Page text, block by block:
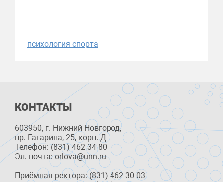
психология спорта
КОНТАКТЫ
603950, г. Нижний Новгород,
пр. Гагарина, 25, корп. Д
Телефон: (831) 462 34 80
Эл. почта: orlova@unn.ru
Приёмная ректора: (831) 462 30 03